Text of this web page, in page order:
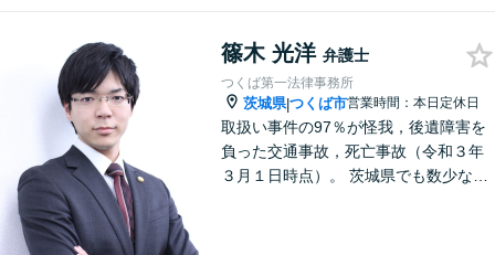
解決策をご提案します。まずはご相談
篠木 光洋 弁護士
つくば第一法律事務所
茨城県|つくば市営業時間：本日定休日
取扱い事件の97％が怪我，後遺障害を
負った交通事故，死亡事故（令和３年
３月１日時点）。 茨城県でも数少な